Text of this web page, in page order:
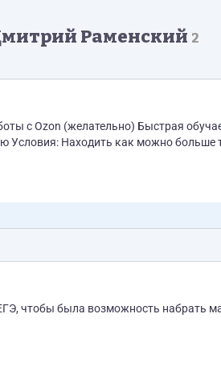
Раменский 2
с Ozon (желательно) Быстрая
Условия: Находить как можно больше
чтобы была возможность набрать